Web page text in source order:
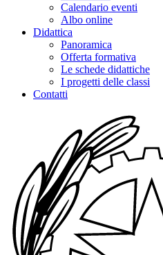
Calendario eventi
Albo online
Didattica
Panoramica
Offerta formativa
Le schede didattiche
I progetti delle classi
Contatti